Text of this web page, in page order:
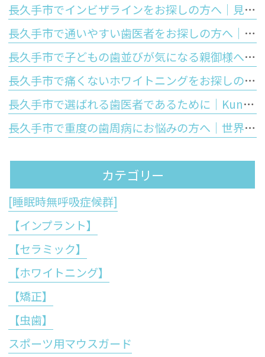
長久手市でインビザラインをお探しの方へ｜見た目の美しさと将来の歯の寿命を守る正しい噛み合わせの大切さ
長久手市で通いやすい歯医者をお探しの方へ｜Kuniデンタルクリニックが大切にする安心と優しさ
長久手市で子どもの歯並びが気になる親御様へ｜お口のぽかんと開いた癖が歯並びに与える影響と予防矯正
長久手市で痛くないホワイトニングをお探しの方へ｜しみないポリリン酸ホワイトニングの仕組みと5つのメリットを徹底解説
長久手市で選ばれる歯医者であるために｜Kuniデンタルクリニックが皆様に提供する「5つの強み」と最先端歯科医療
長久手市で重度の歯周病にお悩みの方へ｜世界初の技術「ブルーラジカル」が歯周病治療の常識を変える理由
カテゴリー
[睡眠時無呼吸症候群]
【インプラント】
【セラミック】
【ホワイトニング】
【矯正】
【虫歯】
スポーツ用マウスガード